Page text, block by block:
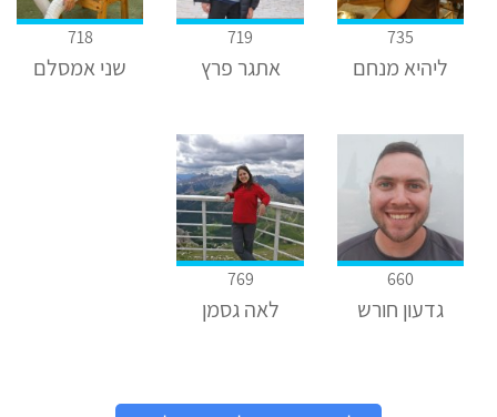
735
ליהיא מנחם
719
אתגר פרץ
718
שני אמסלם
660
גדעון חורש
769
לאה גסמן